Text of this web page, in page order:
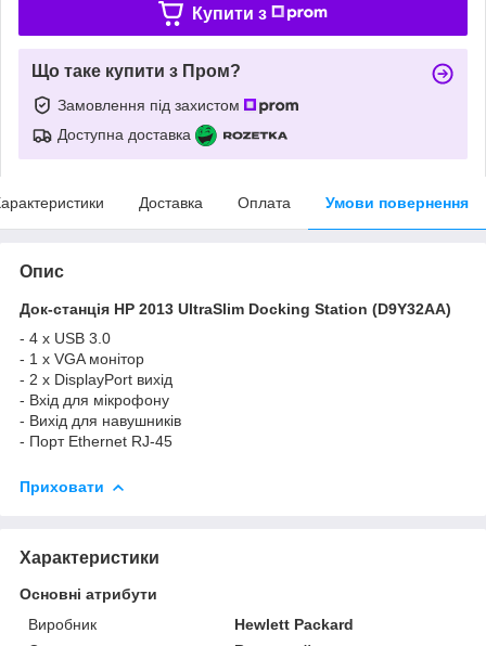
Купити з
Що таке купити з Пром?
Замовлення під захистом
Доступна доставка
Доставка Оплата Умови повернення
Опис
Док-станція HP 2013 UltraSlim Docking Station (D9Y32AA)
- 4 x USB 3.0
- 1 x VGA монітор
- 2 x DisplayPort вихід
- Вхід для мікрофону
- Вихід для навушників
- Порт Ethernet RJ-45
Приховати
Характеристики
Основні атрибути
Виробник
Hewlett Packard